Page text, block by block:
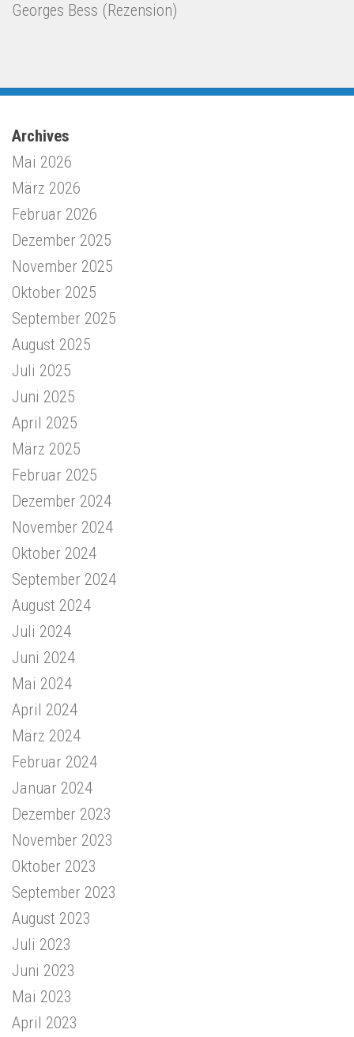
Georges Bess (Rezension)
Archives
Mai 2026
März 2026
Februar 2026
Dezember 2025
November 2025
Oktober 2025
September 2025
August 2025
Juli 2025
Juni 2025
April 2025
März 2025
Februar 2025
Dezember 2024
November 2024
Oktober 2024
September 2024
August 2024
Juli 2024
Juni 2024
Mai 2024
April 2024
März 2024
Februar 2024
Januar 2024
Dezember 2023
November 2023
Oktober 2023
September 2023
August 2023
Juli 2023
Juni 2023
Mai 2023
April 2023